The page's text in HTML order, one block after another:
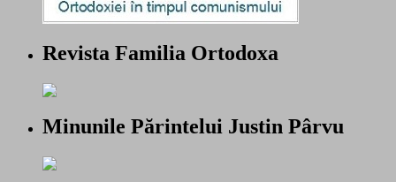
Revista Familia Ortodoxa
Minunile Părintelui Justin Pârvu